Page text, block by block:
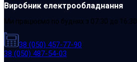
Виробник електрообладнання
Ми працюємо по буднях з 07:30 до 16:30
38 (050) 457-77-90
38 (050) 487-54-03